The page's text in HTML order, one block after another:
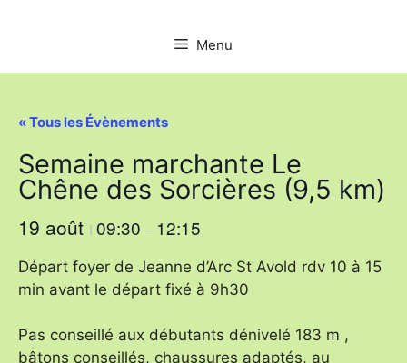
Menu
« Tous les Évènements
Semaine marchante Le
Chêne des Sorcières (9,5 km)
19 août I 09:30 – 12:15
Départ foyer de Jeanne d’Arc St Avold rdv 10 à 15
min avant le départ fixé à 9h30
Pas conseillé aux débutants dénivelé 183 m ,
bâtons conseillés, chaussures adaptés, au